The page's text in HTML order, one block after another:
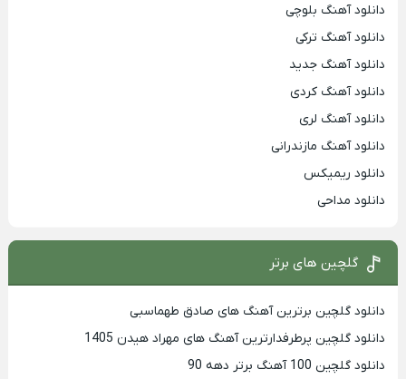
دانلود آهنگ بلوچی
دانلود آهنگ ترکی
دانلود آهنگ جدید
دانلود آهنگ کردی
دانلود آهنگ لری
دانلود آهنگ مازندرانی
دانلود ریمیکس
دانلود مداحی
گلچین های برتر
دانلود گلچین برترین آهنگ های صادق طهماسبی
دانلود گلچین پرطرفدارترین آهنگ های مهراد هیدن 1405
دانلود گلچین 100 آهنگ برتر دهه 90